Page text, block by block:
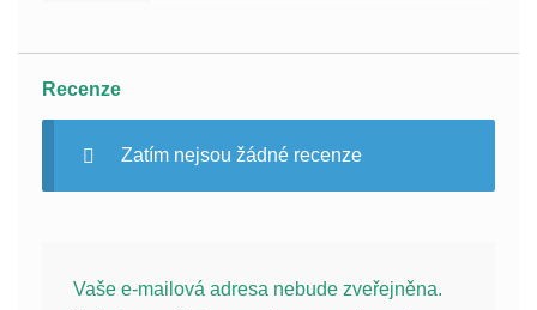
Recenze
Zatím nejsou žádné recenze
Vaše e-mailová adresa nebude zveřejněna.